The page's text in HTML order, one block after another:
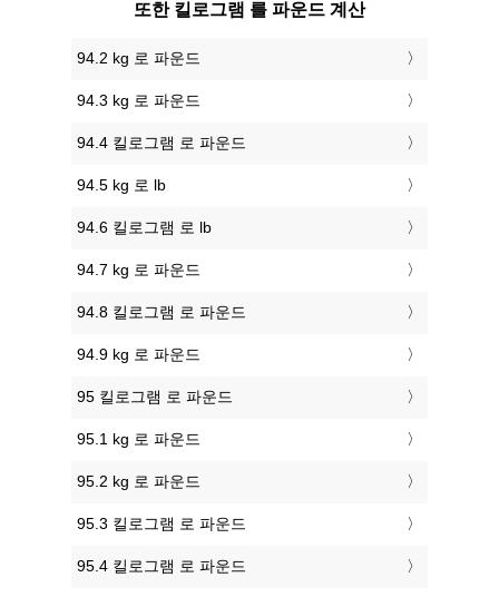
또한 킬로그램 를 파운드 계산
94.2 kg 로 파운드
94.3 kg 로 파운드
94.4 킬로그램 로 파운드
94.5 kg 로 lb
94.6 킬로그램 로 lb
94.7 kg 로 파운드
94.8 킬로그램 로 파운드
94.9 kg 로 파운드
95 킬로그램 로 파운드
95.1 kg 로 파운드
95.2 kg 로 파운드
95.3 킬로그램 로 파운드
95.4 킬로그램 로 파운드